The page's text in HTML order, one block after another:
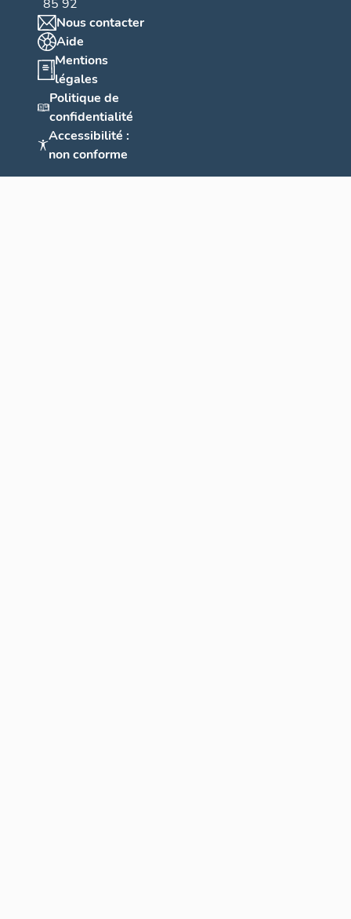
85 92
Nous contacter
Aide
Mentions
légales
Politique de
confidentialité
Accessibilité :
non conforme